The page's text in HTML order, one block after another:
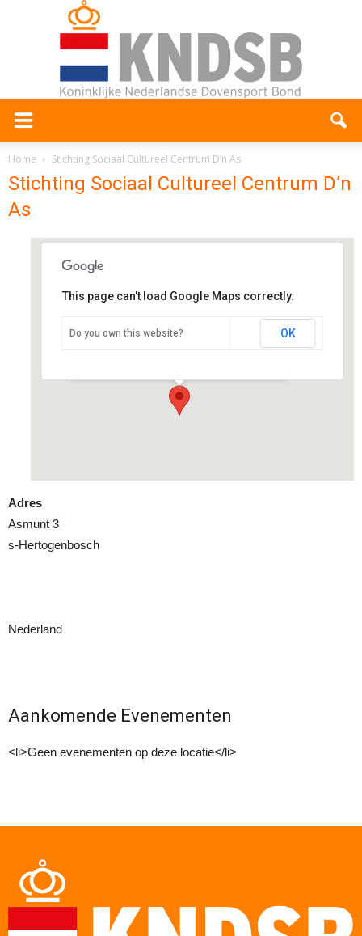
Home Stichting Sociaal Cultureel Centrum D’n As
Stichting Sociaal Cultureel Centrum D’n
As
Stichting Sociaal Cultureel
This page can't load Google Maps correctly.
Do you own this website? OK
Adres
Asmunt 3
s-Hertogenbosch
Nederland
Aankomende Evenementen
<li>Geen evenementen op deze locatie</li>